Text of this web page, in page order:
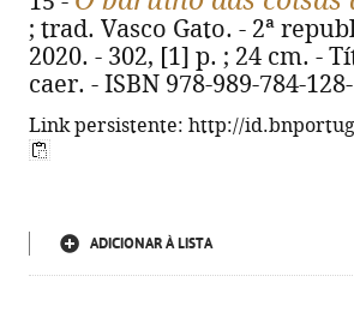
; trad. Vasco Gato. - 2ª
2020. - 302, [1] p. ; 24 cm. -
caer. - ISBN 978-989-784-
Link persistente: http://
ADICIONAR À LISTA